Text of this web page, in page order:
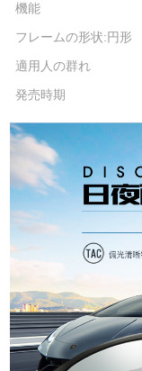
機能
フレームの形状:円形
適用人の群れ
発売時期